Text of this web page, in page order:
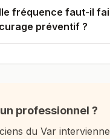
fréquence faut-il
préventif ?
professionnel ?
du Var